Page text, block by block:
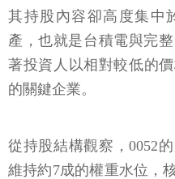
其持股內容卻高度集中
產，也就是台積電與完
著投資人以相對較低的
的關鍵企業。
從持股結構觀察，0052
維持約7成的權重水位，